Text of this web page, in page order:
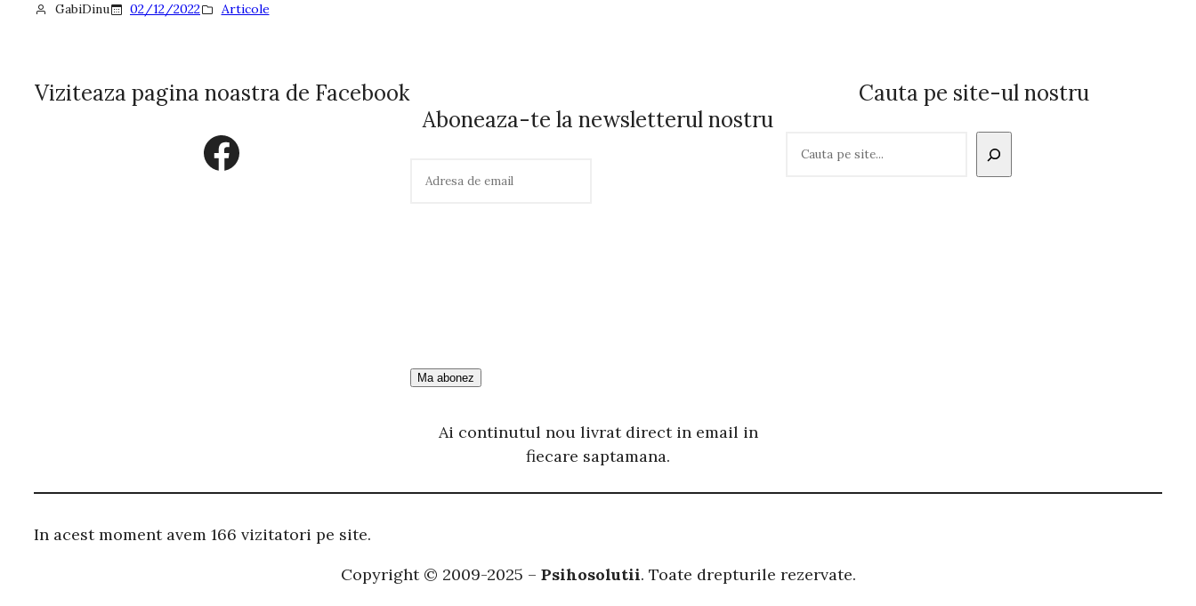
GabiDinu 02/12/2022 Articole
Viziteaza pagina noastra de Facebook
Facebook
Aboneaza-te la newsletterul nostru
Ai continutul nou livrat direct in email in
fiecare saptamana.
Cauta pe site-ul nostru
In acest moment avem 166 vizitatori pe site.
Copyright © 2009-2025 – Psihosolutii. Toate drepturile rezervate.